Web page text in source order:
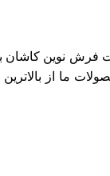
فرش نوین
ما از